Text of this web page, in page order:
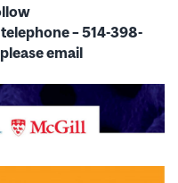
– 514-398-
email